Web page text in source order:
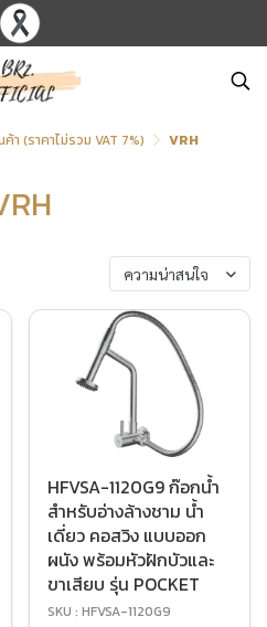
า (ราคาไม่รวม VAT 7%) VRH
ความน่าสนใจ
HFVSA-1120G9 ก๊อกน้ำ
สำหรับอ่างล้างชาม น้ำ
เดี่ยว คอสวิง แบบออก
ผนัง พร้อมหัวฝักบัวและ
ขาเสียบ รุ่น POCKET
SKU : HFVSA-1120G9